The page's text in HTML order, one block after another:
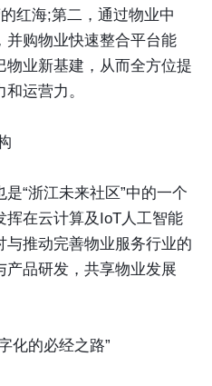
红海;第二，通过物业中
并购物业快速整合平台能
物业新基建，从而全方位提
运营力。
“浙江未来社区”中的一个
挥在云计算及IoT人工智能
与推动完善物业服务行业的
产品研发，共享物业发展
化的必经之路”